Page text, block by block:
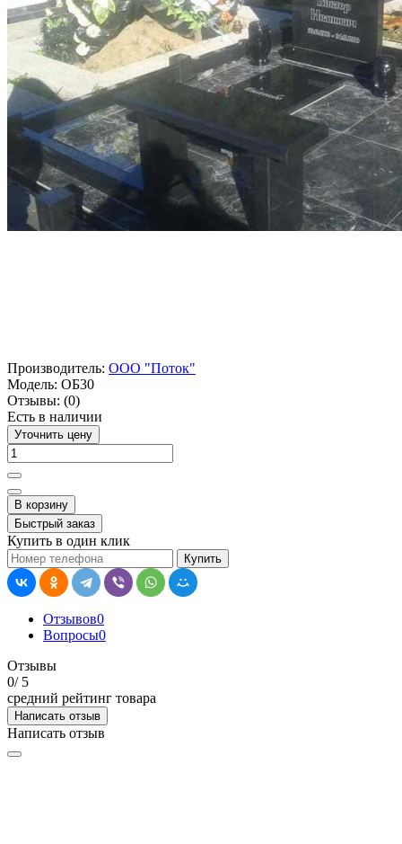
Производитель: ООО "Поток"
Модель: ОБ30
Отзывы: (0)
Есть в наличии
Уточнить цену
В корзину
Быстрый заказ
Купить в один клик
Купить
Отзывов0
Вопросы0
Отзывы
0/ 5
средний рейтинг товара
Написать отзыв
Написать отзыв